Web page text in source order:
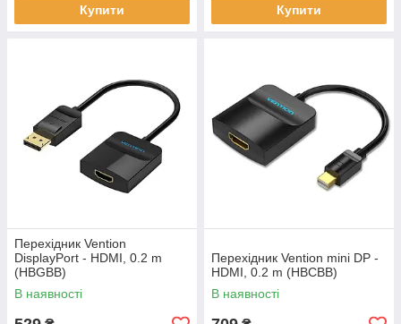
Купити Купити
Перехідник Vention
DisplayPort - HDMI, 0.2 m
(HBGBB)
В наявності
Перехідник Vention mini DP -
HDMI, 0.2 m (HBCBB)
В наявності